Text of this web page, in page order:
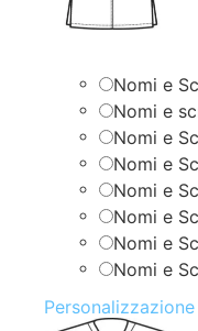
Nomi e
Nomi e
Nomi e
Nomi e
Nomi e
Nomi e
Nomi e
Nomi e